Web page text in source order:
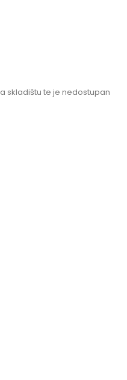
skladištu te je nedostupan